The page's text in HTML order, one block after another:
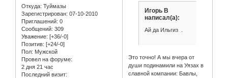
Откуда: Туймазы
Зарегистрирован: 07-10-2010
Приглашений: 0
Сообщений: 309
Уважение: [+36/-0]
Позитив: [+24/-0]
Пол: Мужской
Провел на форуме:
2 дня 21 час
Последний визит:
Игорь В
написал(а):
Ай да Ильгиз .
Это точно! А мы вчера от
души подинамили на Уязах в
славной компании: Бавлы,